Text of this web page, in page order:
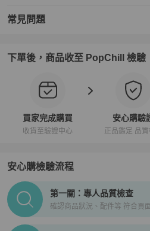
常見問題
下單後，商品收至 PopChill 檢驗
買家完成購買
收貨至驗證中心
安心購驗
正品鑑定 品質
安心購檢驗流程
PopChill拍拍圈正品驗證、安心購
第一關：專人品質檢查
確認商品狀況、配件等 符合頁